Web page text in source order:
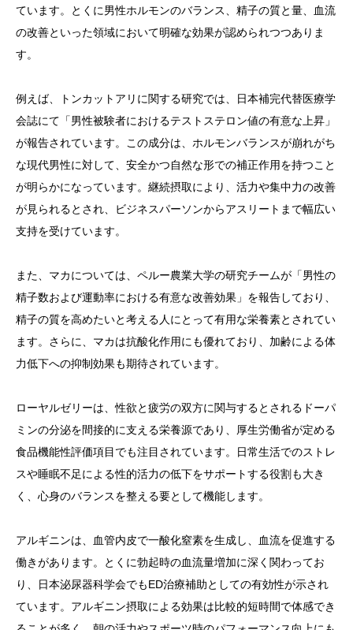
ています。とくに男性ホルモンのバランス、精子の質と量、血流
の改善といった領域において明確な効果が認められつつありま
す。
例えば、トンカットアリに関する研究では、日本補完代替医療学
会誌にて「男性被験者におけるテストステロン値の有意な上昇」
が報告されています。この成分は、ホルモンバランスが崩れがち
な現代男性に対して、安全かつ自然な形での補正作用を持つこと
が明らかになっています。継続摂取により、活力や集中力の改善
が見られるとされ、ビジネスパーソンからアスリートまで幅広い
支持を受けています。
また、マカについては、ペルー農業大学の研究チームが「男性の
精子数および運動率における有意な改善効果」を報告しており、
精子の質を高めたいと考える人にとって有用な栄養素とされてい
ます。さらに、マカは抗酸化作用にも優れており、加齢による体
力低下への抑制効果も期待されています。
ローヤルゼリーは、性欲と疲労の双方に関与するとされるドーパ
ミンの分泌を間接的に支える栄養源であり、厚生労働省が定める
食品機能性評価項目でも注目されています。日常生活でのストレ
スや睡眠不足による性的活力の低下をサポートする役割も大き
く、心身のバランスを整える要として機能します。
アルギニンは、血管内皮で一酸化窒素を生成し、血流を促進する
働きがあります。とくに勃起時の血流量増加に深く関わってお
り、日本泌尿器科学会でもED治療補助としての有効性が示され
ています。アルギニン摂取による効果は比較的短時間で体感でき